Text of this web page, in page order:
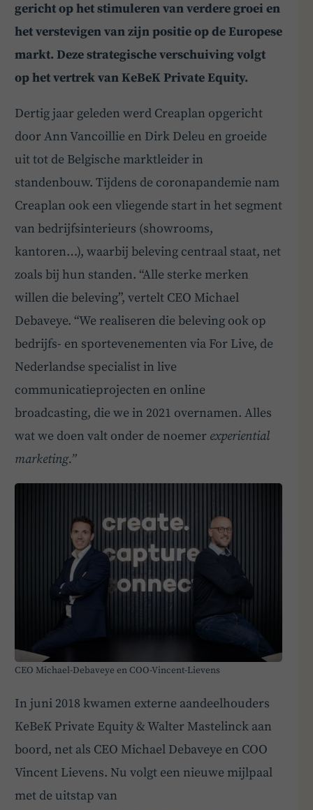
gericht op het stimuleren van verdere groei en
het verstevigen van zijn positie op de Europese
markt. Deze strategische verschuiving volgt
op het vertrek van KeBeK Private Equity.
Dertig jaar geleden werd Creaplan opgericht
door Ann Vancoillie en Dirk Deleu en groeide
uit tot de Belgische marktleider in
standenbouw. Tijdens de coronapandemie nam
Creaplan ook een vliegende start in het segment
van bedrijfsinterieurs (showrooms,
kantoren…), waarbij beleving centraal staat, net
zoals bij hun standen. “Alle sterke merken
willen die beleving”, vertelt CEO Michael
Debaveye. “We realiseren die beleving ook op
bedrijfs- en sportevenementen via For Live, de
Nederlandse specialist in live
communicatieprojecten en online
broadcasting, die we in 2021 overnamen. Alles
wat we doen valt onder de noemer experiential
marketing.”
CEO Michael-Debaveye en COO-Vincent-Lievens
In juni 2018 kwamen externe aandeelhouders
KeBeK Private Equity & Walter Mastelinck aan
boord, net als CEO Michael Debaveye en COO
Vincent Lievens. Nu volgt een nieuwe mijlpaal
met de uitstap van